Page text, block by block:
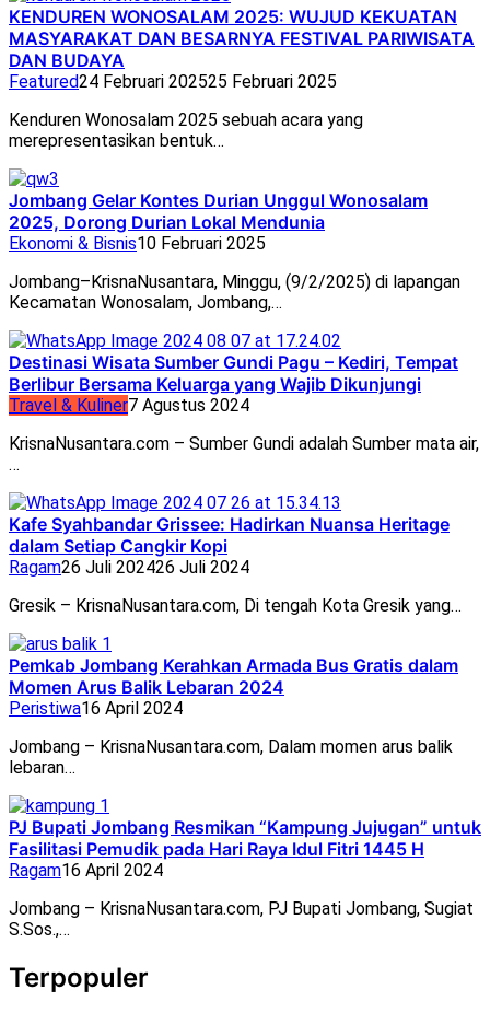
KENDUREN WONOSALAM 2025: WUJUD KEKUATAN
MASYARAKAT DAN BESARNYA FESTIVAL PARIWISATA
DAN BUDAYA
Featured24 Februari 202525 Februari 2025
Kenduren Wonosalam 2025 sebuah acara yang
merepresentasikan bentuk…
Jombang Gelar Kontes Durian Unggul Wonosalam
2025, Dorong Durian Lokal Mendunia
Ekonomi & Bisnis10 Februari 2025
Jombang–KrisnaNusantara, Minggu, (9/2/2025) di lapangan
Kecamatan Wonosalam, Jombang,…
Destinasi Wisata Sumber Gundi Pagu – Kediri, Tempat
Berlibur Bersama Keluarga yang Wajib Dikunjungi
Travel & Kuliner7 Agustus 2024
KrisnaNusantara.com – Sumber Gundi adalah Sumber mata air,
…
Kafe Syahbandar Grissee: Hadirkan Nuansa Heritage
dalam Setiap Cangkir Kopi
Ragam26 Juli 202426 Juli 2024
Gresik – KrisnaNusantara.com, Di tengah Kota Gresik yang…
Pemkab Jombang Kerahkan Armada Bus Gratis dalam
Momen Arus Balik Lebaran 2024
Peristiwa16 April 2024
Jombang – KrisnaNusantara.com, Dalam momen arus balik
lebaran…
PJ Bupati Jombang Resmikan “Kampung Jujugan” untuk
Fasilitasi Pemudik pada Hari Raya Idul Fitri 1445 H
Ragam16 April 2024
Jombang – KrisnaNusantara.com, PJ Bupati Jombang, Sugiat
S.Sos.,…
Terpopuler